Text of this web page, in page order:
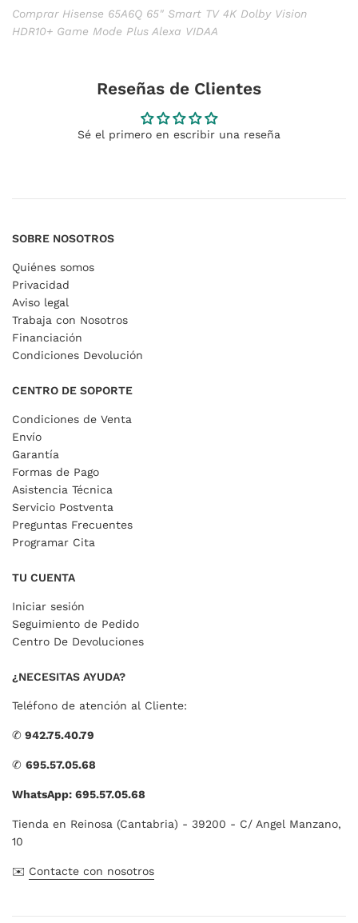
Comprar Hisense 65A6Q 65" Smart TV 4K Dolby Vision
HDR10+ Game Mode Plus Alexa VIDAA
Reseñas de Clientes
Sé el primero en escribir una reseña
SOBRE NOSOTROS
Quiénes somos
Privacidad
Aviso legal
Trabaja con Nosotros
Financiación
Condiciones Devolución
CENTRO DE SOPORTE
Condiciones de Venta
Envío
Garantía
Formas de Pago
Asistencia Técnica
Servicio Postventa
Preguntas Frecuentes
Programar Cita
TU CUENTA
Iniciar sesión
Seguimiento de Pedido
Centro De Devoluciones
¿NECESITAS AYUDA?
Teléfono de atención al Cliente:
✆ 942.75.40.79
✆ 695.57.05.68
WhatsApp: 695.57.05.68
Tienda en Reinosa (Cantabria) - 39200 - C/ Angel Manzano,
10
✉️ Contacte con nosotros